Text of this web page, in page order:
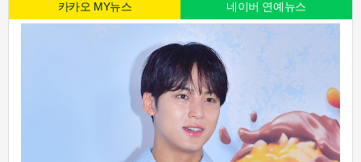
카카오 MY뉴스 네이버 연예뉴스